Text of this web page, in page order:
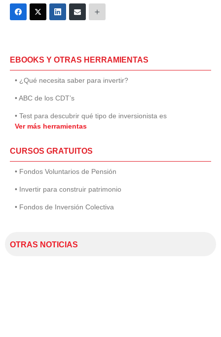
EBOOKS Y OTRAS HERRAMIENTAS
• ¿Qué necesita saber para invertir?
• ABC de los CDT’s
• Test para descubrir qué tipo de inversionista es
Ver más herramientas
CURSOS GRATUITOS
• Fondos Voluntarios de Pensión
• Invertir para construir patrimonio
• Fondos de Inversión Colectiva
OTRAS NOTICIAS